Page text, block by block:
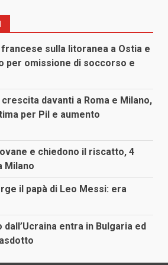
sulla litoranea a Ostia e
per omissione di soccorso e
davanti a Roma e Milano,
per Pil e aumento
e chiedono il riscatto, 4
Milano
il papà di Leo Messi: era
entra in Bulgaria ed